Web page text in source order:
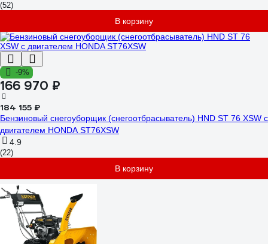
(52)
В корзину
-9%
166 970 ₽
184 155 ₽
Бензиновый снегоуборщик (снегоотбрасыватель) HND ST 76 XSW с
двигателем HONDA ST76XSW
4.9
(22)
В корзину